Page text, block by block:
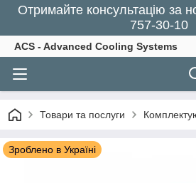
Отримайте консультацію за
757-30-10
ACS - Advanced Cooling Systems
Товари та послуги
Зроблено в Україні